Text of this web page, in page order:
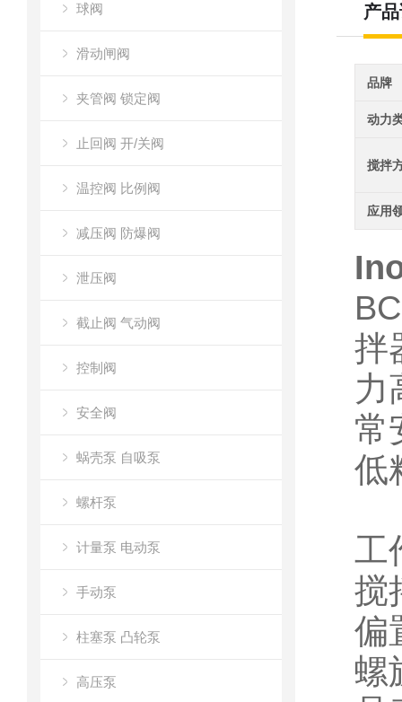
球阀
滑动闸阀
夹管阀 锁定阀
止回阀 开/关阀
温控阀 比例阀
减压阀 防爆阀
泄压阀
截止阀 气动阀
控制阀
安全阀
蜗壳泵 自吸泵
螺杆泵
计量泵 电动泵
手动泵
柱塞泵 凸轮泵
高压泵
产
品牌
动力
搅拌
应用
拌
力
常
低
工
搅
偏
螺